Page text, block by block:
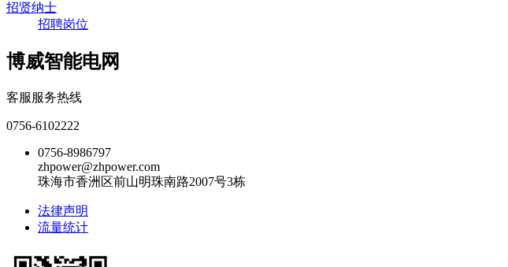
招贤纳士
招聘岗位
博威智能电网
客服服务热线
0756-6102222
0756-8986797
zhpower@zhpower.com
珠海市香洲区前山明珠南路2007号3栋
法律声明
流量统计